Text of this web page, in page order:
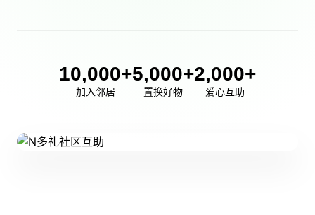
10,000+
加入邻居
5,000+
置换好物
2,000+
爱心互助